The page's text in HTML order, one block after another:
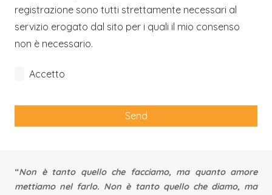
registrazione sono tutti strettamente necessari al
servizio erogato dal sito per i quali il mio consenso
non è necessario.
Accetto
Send
should
“Non è tanto quello che facciamo, ma quanto amore
mettiamo nel farlo. Non è tanto quello che diamo, ma